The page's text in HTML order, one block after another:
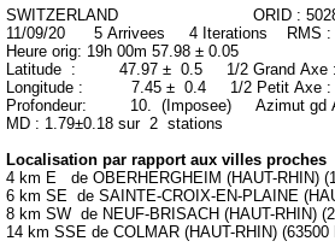
SWITZERLAND ORID :
11/09/20 5 Arrivees 4 Iterations RMS :
Heure orig: 19h 00m 57.98 ± 0.05
Latitude : 47.97 ± 0.5 1/2 Grand
Longitude : 7.45 ± 0.4 1/2 Petit Axe
Profondeur: 10. (Imposee) Azimut gd
MD : 1.79±0.18 sur 2 stations
Localisation par rapport aux villes proches
4 km E de OBERHERGHEIM (HAUT-RHIN)
6 km SE de SAINTE-CROIX-EN-PLAINE
8 km SW de NEUF-BRISACH (HAUT-RHIN)
14 km SSE de COLMAR (HAUT-RHIN) (63500